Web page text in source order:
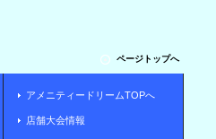
ページトップへ
アメニティードリームTOPへ
店舗大会情報